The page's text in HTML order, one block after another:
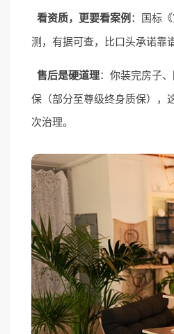
看资质，更要看案例：国标
测，有据可查，比口头承诺靠谱
售后是硬道理：你装完房子
保（部分至尊级终身质保），
次治理。